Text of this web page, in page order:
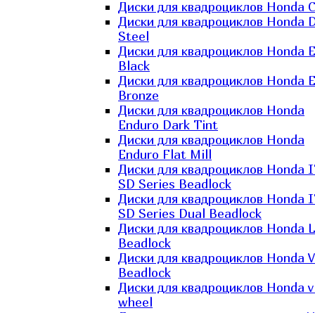
Диски для квадроциклов Honda
Диски для квадроциклов Honda
Steel
Диски для квадроциклов Honda
Black
Диски для квадроциклов Honda
Bronze
Диски для квадроциклов Honda
Enduro Dark Tint
Диски для квадроциклов Honda
Enduro Flat Mill
Диски для квадроциклов Honda
SD Series Beadlock
Диски для квадроциклов Honda
SD Series Dual Beadlock
Диски для квадроциклов Honda
Beadlock
Диски для квадроциклов Honda
Beadlock
Диски для квадроциклов Honda
wheel